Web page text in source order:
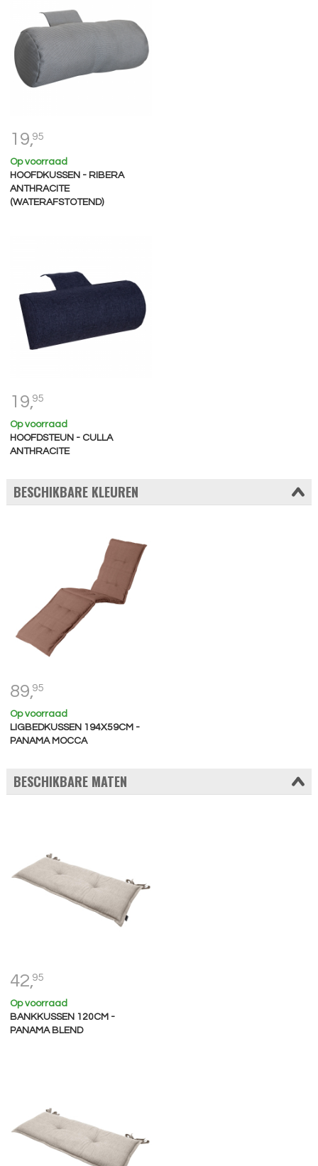
19,95
Op voorraad
HOOFDKUSSEN - RIBERA
ANTHRACITE
(WATERAFSTOTEND)
19,95
Op voorraad
HOOFDSTEUN - CULLA
ANTHRACITE
BESCHIKBARE KLEUREN
89,95
Op voorraad
LIGBEDKUSSEN 194X59CM -
PANAMA MOCCA
BESCHIKBARE MATEN
42,95
Op voorraad
BANKKUSSEN 120CM -
PANAMA BLEND